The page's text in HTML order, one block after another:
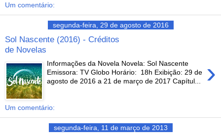
Um comentário:
segunda-feira, 29 de agosto de 2016
Sol Nascente (2016) - Créditos
de Novelas
›
Informações da Novela Novela: Sol Nascente
Emissora: TV Globo Horário: 18h Exibição: 29 de
agosto de 2016 a 21 de março de 2017 Capítul...
Um comentário:
segunda-feira, 11 de março de 2013